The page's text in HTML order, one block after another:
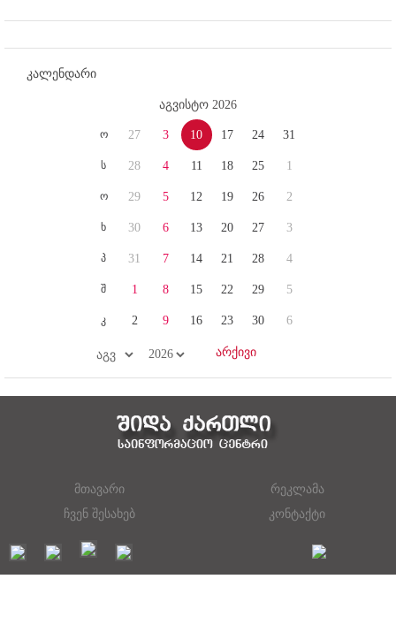
კალენდარი
აგვისტო 2026
ო
ს
ო
ხ
პ
შ
კ
27
28
29
30
31
1
2
3
4
5
6
7
8
9
10
11
12
13
14
15
16
17
18
19
20
21
22
23
24
25
26
27
28
29
30
31
1
2
3
4
5
6
მთავარი
რეკლამა
ჩვენ შესახებ
კონტაქტი